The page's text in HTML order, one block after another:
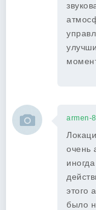
armen-
очень
этого
было